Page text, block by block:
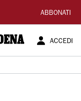
ABBONATI
ACCEDI